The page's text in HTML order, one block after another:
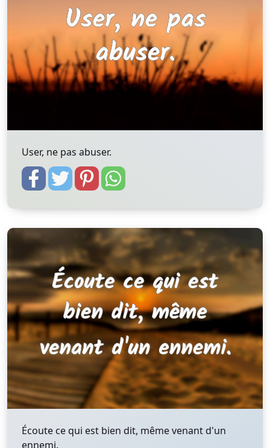
User, ne pas abuser.
Écoute ce qui est bien dit, même venant d'un
ennemi.